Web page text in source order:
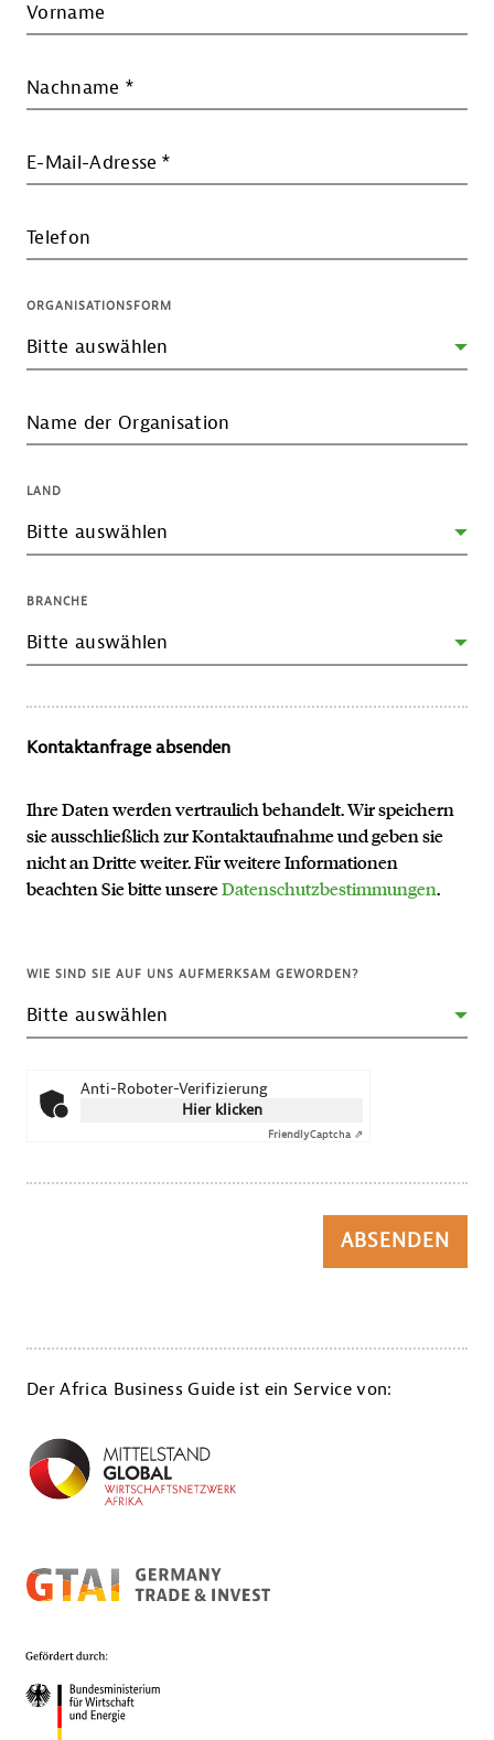
Vorname
Nachname *
E-Mail-Adresse *
Telefon
ORGANISATIONSFORM
Name der Organisation
LAND
BRANCHE
Kontaktanfrage absenden
Ihre Daten werden vertraulich behandelt. Wir speichern
sie ausschließlich zur Kontaktaufnahme und geben sie
nicht an Dritte weiter. Für weitere Informationen
beachten Sie bitte unsereDatenschutzbestimmungen.
WIE SIND SIE AUF UNS AUFMERKSAM GEWORDEN?
Anti-Roboter-Verifizierung
Hier klicken
FriendlyCaptcha ⇗
ABSENDEN
Der Africa Business Guide ist ein Service von: